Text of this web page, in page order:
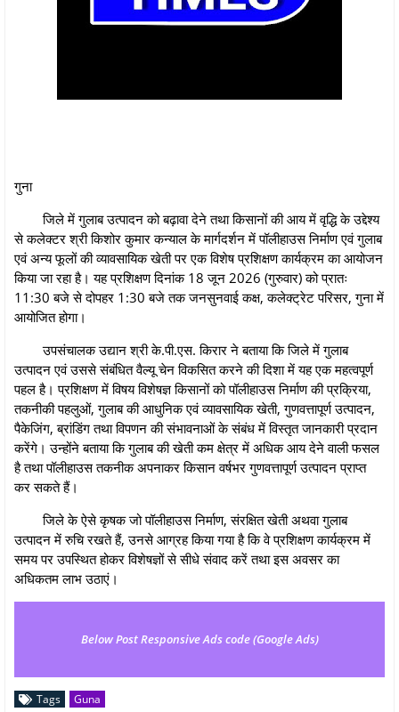
गुना
जिले में गुलाब उत्पादन को बढ़ावा देने तथा किसानों की आय में वृद्धि के उद्देश्य
से कलेक्टर श्री किशोर कुमार कन्याल के मार्गदर्शन में पॉलीहाउस निर्माण एवं गुलाब
एवं अन्य फूलों की व्यावसायिक खेती पर एक विशेष प्रशिक्षण कार्यक्रम का आयोजन
किया जा रहा है। यह प्रशिक्षण दिनांक 18 जून 2026 (गुरुवार) को प्रातः
11:30 बजे से दोपहर 1:30 बजे तक जनसुनवाई कक्ष, कलेक्ट्रेट परिसर, गुना में
आयोजित होगा।
उपसंचालक उद्यान श्री के.पी.एस. किरार ने बताया कि जिले में गुलाब
उत्पादन एवं उससे संबंधित वैल्यू चेन विकसित करने की दिशा में यह एक महत्वपूर्ण
पहल है। प्रशिक्षण में विषय विशेषज्ञ किसानों को पॉलीहाउस निर्माण की प्रक्रिया,
तकनीकी पहलुओं, गुलाब की आधुनिक एवं व्यावसायिक खेती, गुणवत्तापूर्ण उत्पादन,
पैकेजिंग, ब्रांडिंग तथा विपणन की संभावनाओं के संबंध में विस्तृत जानकारी प्रदान
करेंगे। उन्होंने बताया कि गुलाब की खेती कम क्षेत्र में अधिक आय देने वाली फसल
है तथा पॉलीहाउस तकनीक अपनाकर किसान वर्षभर गुणवत्तापूर्ण उत्पादन प्राप्त
कर सकते हैं।
जिले के ऐसे कृषक जो पॉलीहाउस निर्माण, संरक्षित खेती अथवा गुलाब
उत्पादन में रुचि रखते हैं, उनसे आग्रह किया गया है कि वे प्रशिक्षण कार्यक्रम में
समय पर उपस्थित होकर विशेषज्ञों से सीधे संवाद करें तथा इस अवसर का
अधिकतम लाभ उठाएं।
Below Post Responsive Ads code (Google Ads)
Tags Guna